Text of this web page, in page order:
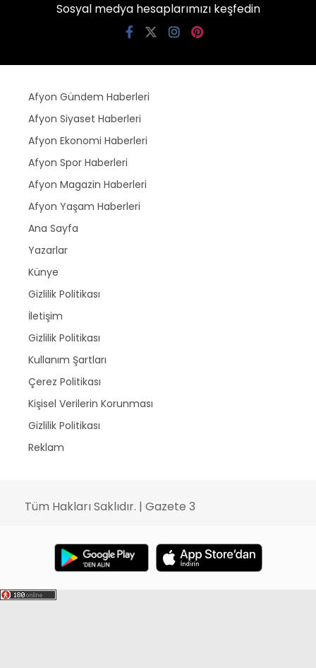
Sosyal medya hesaplarımızı keşfedin
Afyon Gündem Haberleri
Afyon Siyaset Haberleri
Afyon Ekonomi Haberleri
Afyon Spor Haberleri
Afyon Magazin Haberleri
Afyon Yaşam Haberleri
Ana Sayfa
Yazarlar
Künye
Gizlilik Politikası
İletişim
Gizlilik Politikası
Kullanım Şartları
Çerez Politikası
Kişisel Verilerin Korunması
Gizlilik Politikası
Reklam
Tüm Hakları Saklıdır. | Gazete 3